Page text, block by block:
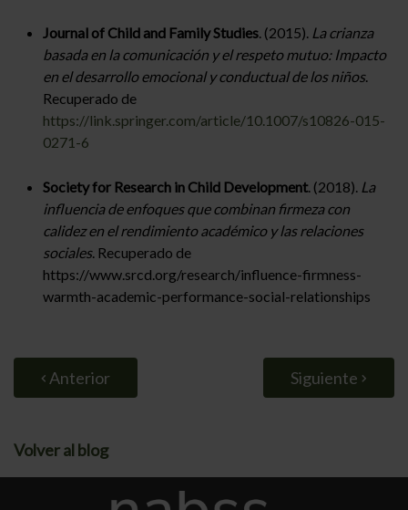
Journal of Child and Family Studies. (2015). La crianza
basada en la comunicación y el respeto mutuo: Impacto
en el desarrollo emocional y conductual de los niños.
Recuperado de
https://link.springer.com/article/10.1007/s10826-015-
0271-6
Society for Research in Child Development. (2018). La
influencia de enfoques que combinan firmeza con
calidez en el rendimiento académico y las relaciones
sociales. Recuperado de
https://www.srcd.org/research/influence-firmness-
warmth-academic-performance-social-relationships
Anterior Siguiente
Volver al blog